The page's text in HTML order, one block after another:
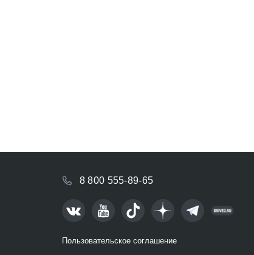
8 800 555-89-65
Пользовательское соглашение